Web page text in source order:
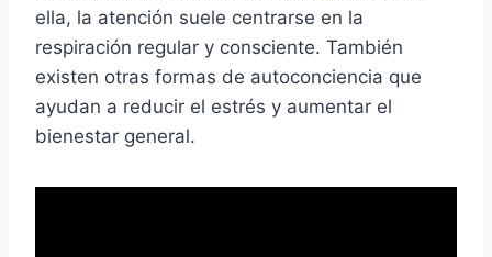
ella, la atención suele centrarse en la
respiración regular y consciente. También
existen otras formas de autoconciencia que
ayudan a reducir el estrés y aumentar el
bienestar general.